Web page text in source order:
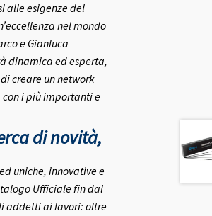
alle esigenze del
nel mondo
e Gianluca
dinamica ed esperta,
creare un network
i più importanti e
di novità,
uniche, innovative e
Ufficiale fin dal
addetti ai lavori: oltre